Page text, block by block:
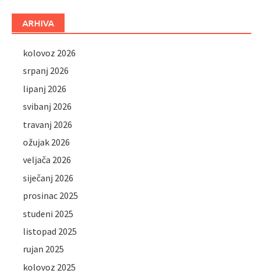
ARHIVA
kolovoz 2026
srpanj 2026
lipanj 2026
svibanj 2026
travanj 2026
ožujak 2026
veljača 2026
siječanj 2026
prosinac 2025
studeni 2025
listopad 2025
rujan 2025
kolovoz 2025